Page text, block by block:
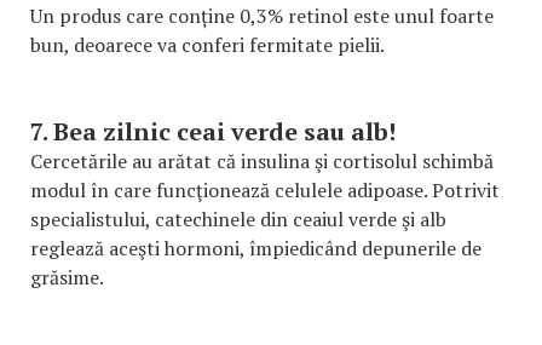
Un produs care conține 0,3% retinol este unul foarte
bun, deoarece va conferi fermitate pielii.
7. Bea zilnic ceai verde sau alb!
Cercetările au arătat că insulina şi cortisolul schimbă
modul în care funcţionează celulele adipoase. Potrivit
specialistului, catechinele din ceaiul verde şi alb
reglează aceşti hormoni, împiedicând depunerile de
grăsime.